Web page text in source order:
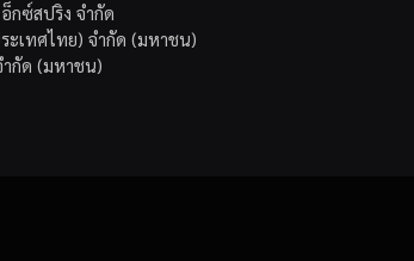
กซ์สปริง จำกัด
ะเทศไทย) จำกัด (มหาชน)
กัด (มหาชน)